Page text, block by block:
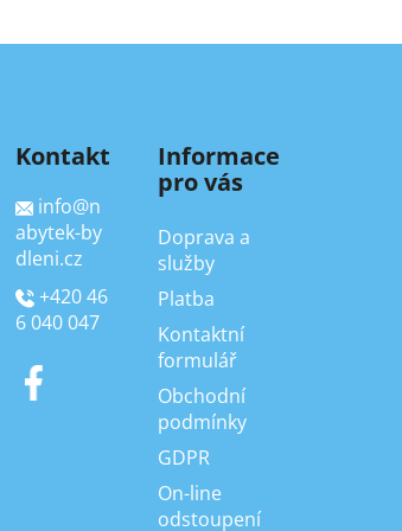
Kontakt
info@n
abytek-by
dleni.cz
+420 46
6 040 047
Informace
pro vás
Doprava a
služby
Platba
Kontaktní
formulář
Obchodní
podmínky
GDPR
On-line
odstoupení